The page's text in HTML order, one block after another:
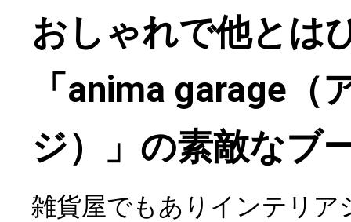
おしゃれで他とは
「anima garage（
ジ）」の素敵なブ
雑貨屋でもありインテリア